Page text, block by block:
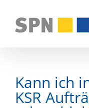
Inhalt
springen
Kann ich
KSR